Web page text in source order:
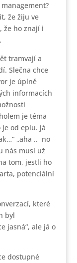
že žiju ve
že ho znají i
tramvají a
Slečna chce
je úplně
informacích
je téma
je od eplu. já
„aha .. no
nás musí už
tom, jestli ho
potenciální
které
byl
jasná“, ale já o
dostupné